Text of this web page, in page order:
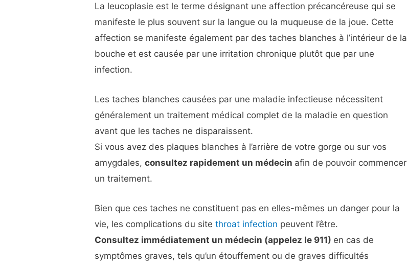
La leucoplasie est le terme désignant une affection précancéreuse qui se
manifeste le plus souvent sur la langue ou la muqueuse de la joue. Cette
affection se manifeste également par des taches blanches à l’intérieur de la
bouche et est causée par une irritation chronique plutôt que par une
infection.
Les taches blanches causées par une maladie infectieuse nécessitent
généralement un traitement médical complet de la maladie en question
avant que les taches ne disparaissent.
Si vous avez des plaques blanches à l’arrière de votre gorge ou sur vos
amygdales,consultez rapidement un médecin afin de pouvoir commencer
un traitement.
Bien que ces taches ne constituent pas en elles-mêmes un danger pour la
vie, les complications du sitethroat infection peuvent l’être.
Consultez immédiatement un médecin (appelez le 911) en cas de
symptômes graves, tels qu’un étouffement ou de graves difficultés